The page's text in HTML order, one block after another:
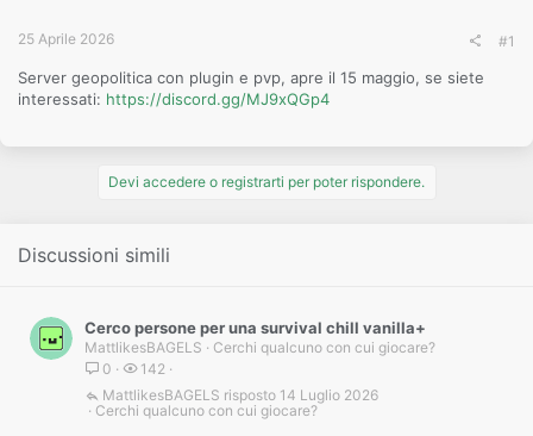
25 Aprile 2026 #1
Server geopolitica con plugin e pvp, apre il 15 maggio, se siete
interessati: https://discord.gg/MJ9xQGp4
Devi accedere o registrarti per poter rispondere.
Discussioni simili
Cerco persone per una survival chill vanilla+
MattlikesBAGELS
Cerchi qualcuno con cui giocare?
0
142
Cerchi qualcuno con cui giocare?
14 Luglio 2026
MattlikesBAGELS